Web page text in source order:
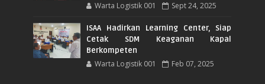
Warta Logistik 001 Sept 24, 2025
ISAA Hadirkan Learning Center, Siap
Cetak SDM Keaganan Kapal
Berkompeten
Warta Logistik 001 Feb 07, 2025